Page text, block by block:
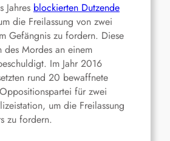
Jahres blockierten Dutzende
die Freilassung von zwei
Gefängnis zu fordern. Diese
des Mordes an einem
Im Jahr 2016
rund 20 bewaffnete
für zwei
um die Freilassung
zu fordern.